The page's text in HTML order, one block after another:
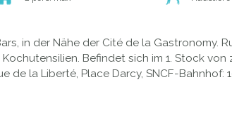
in der Nähe der Cité de la Gastronomy.
Befindet sich im 1. Stock von
de la Liberté, Place Darcy, SNCF-Bahnhof: